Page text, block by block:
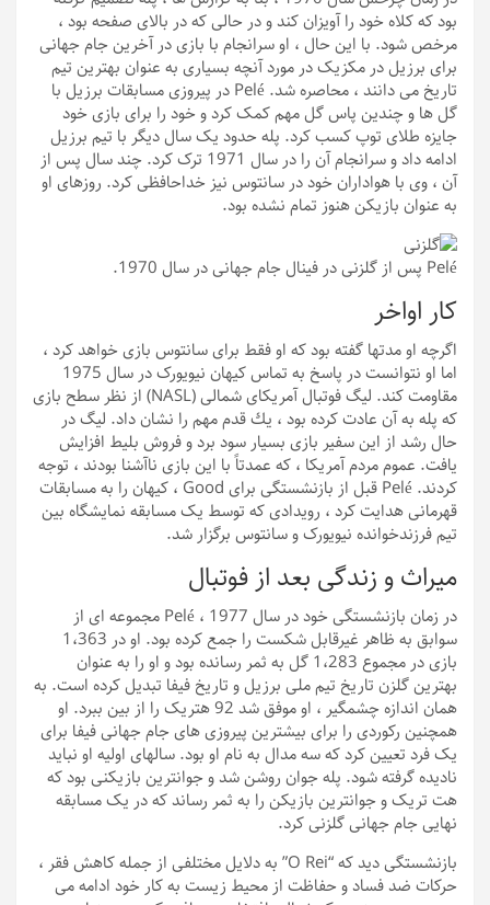
بود كه کلاه خود را آویزان كند و در حالی كه در بالای صفحه بود ،
مرخص شود. با این حال ، او سرانجام با بازی در آخرین جام جهانی
برای برزیل در مکزیک در مورد آنچه بسیاری به عنوان بهترین تیم
تاریخ می دانند ، محاصره شد. Pelé در پیروزی مسابقات برزیل با
گل ها و چندین پاس گل مهم کمک کرد و خود را برای بازی خود
جایزه طلای توپ کسب کرد. پله حدود یک سال دیگر با تیم برزیل
ادامه داد و سرانجام آن را در سال 1971 ترک کرد. چند سال پس از
آن ، وی با هواداران خود در سانتوس نیز خداحافظی کرد. روزهای او
به عنوان بازیکن هنوز تمام نشده بود.
Pelé پس از گلزنی در فینال جام جهانی در سال 1970.
کار اواخر
اگرچه او مدتها گفته بود كه او فقط برای سانتوس بازی خواهد كرد ،
اما او نتوانست در پاسخ به تماس كیهان نیویورک در سال 1975
مقاومت كند. لیگ فوتبال آمریکای شمالی (NASL) از نظر سطح بازی
كه پله به آن عادت كرده بود ، یك قدم مهم را نشان داد. لیگ در
حال رشد از این سفیر بازی بسیار سود برد و فروش بلیط افزایش
یافت. عموم مردم آمریکا ، که عمدتاً با این بازی ناآشنا بودند ، توجه
کردند. Pelé قبل از بازنشستگی برای Good ، کیهان را به مسابقات
قهرمانی هدایت کرد ، رویدادی که توسط یک مسابقه نمایشگاه بین
تیم فرزندخوانده نیویورک و سانتوس برگزار شد.
میراث و زندگی بعد از فوتبال
در زمان بازنشستگی خود در سال 1977 ، Pelé مجموعه ای از
سوابق به ظاهر غیرقابل شکست را جمع کرده بود. او در 1،363
بازی در مجموع 1،283 گل به ثمر رسانده بود و او را به عنوان
بهترین گلزن تاریخ تیم ملی برزیل و تاریخ فیفا تبدیل کرده است. به
همان اندازه چشمگیر ، او موفق شد 92 هتریک را از بین ببرد. او
همچنین رکوردی را برای بیشترین پیروزی های جام جهانی فیفا برای
یک فرد تعیین کرد که سه مدال به نام او بود. سالهای اولیه او نباید
نادیده گرفته شود. پله جوان روشن شد و جوانترین بازیکنی بود که
هت تریک و جوانترین بازیکن را به ثمر رساند که در یک مسابقه
نهایی جام جهانی گلزنی کرد.
بازنشستگی دید که “O Rei” به دلایل مختلفی از جمله کاهش فقر ،
حرکات ضد فساد و حفاظت از محیط زیست به کار خود ادامه می